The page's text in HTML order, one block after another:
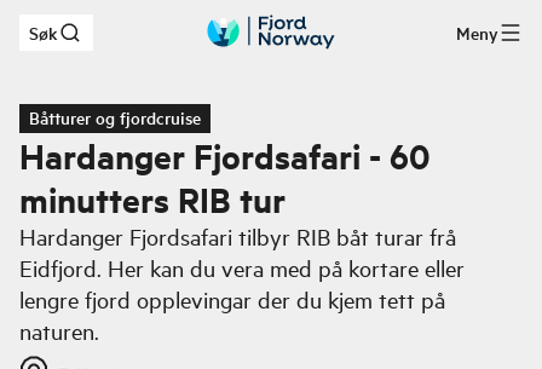
Hopp til hovedinnhold
Søk Meny
Båtturer og fjordcruise
Hardanger Fjordsafari - 60
minutters RIB tur
Hardanger Fjordsafari tilbyr RIB båt turar frå
Eidfjord. Her kan du vera med på kortare eller
lengre fjord opplevingar der du kjem tett på
naturen.